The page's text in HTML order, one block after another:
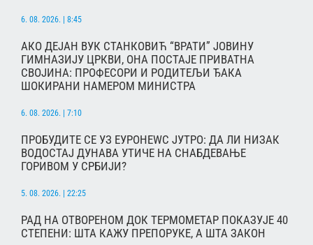
6. 08. 2026. | 8:45
АКО ДЕЈАН ВУК СТАНКОВИЋ “ВРАТИ” ЈОВИНУ
ГИМНАЗИЈУ ЦРКВИ, ОНА ПОСТАЈЕ ПРИВАТНА
СВОЈИНА: ПРОФЕСОРИ И РОДИТЕЉИ ЂАКА
ШОКИРАНИ НАМЕРОМ МИНИСТРА
6. 08. 2026. | 7:10
ПРОБУДИТЕ СЕ УЗ ЕУРОНЕWС ЈУТРО: ДА ЛИ НИЗАК
ВОДОСТАЈ ДУНАВА УТИЧЕ НА СНАБДЕВАЊЕ
ГОРИВОМ У СРБИЈИ?
5. 08. 2026. | 22:25
РАД НА ОТВОРЕНОМ ДОК ТЕРМОМЕТАР ПОКАЗУЈЕ 40
СТЕПЕНИ: ШТА КАЖУ ПРЕПОРУКЕ, А ШТА ЗАКОН